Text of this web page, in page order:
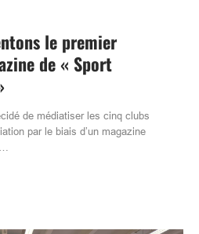
le premier
de « Sport
de médiatiser les cinq clubs
par le biais d’un magazine